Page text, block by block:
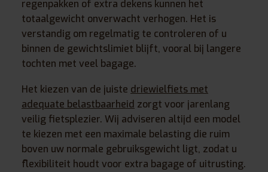
regenpakken of extra dekens kunnen het
totaalgewicht onverwacht verhogen. Het is
verstandig om regelmatig te controleren of u
binnen de gewichtslimiet blijft, vooral bij langere
tochten met veel bagage.
Het kiezen van de juiste driewielfiets met
adequate belastbaarheid zorgt voor jarenlang
veilig fietsplezier. Wij adviseren altijd een model
te kiezen met een maximale belasting die ruim
boven uw normale gebruiksgewicht ligt, zodat u
flexibiliteit houdt voor extra bagage of uitrusting.